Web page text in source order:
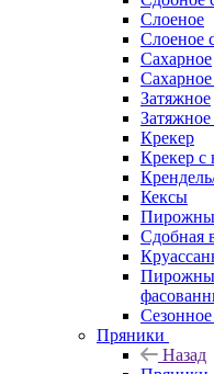
Слоеное
Слоеное
Сахарное
Затяжное
Крекер
Крекер с
Кексы
Сдобная
Пряники
Назад